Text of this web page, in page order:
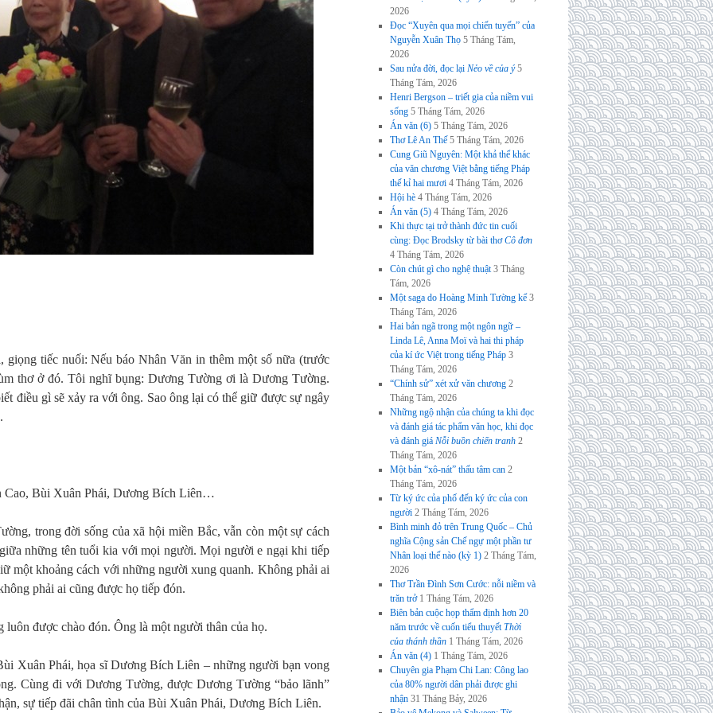
tiếc nuối: Nếu báo Nhân Văn in thêm một số nữa (trước
thơ ở đó. Tôi nghĩ bụng: Dương Tường ơi là Dương Tường.
điều gì sẽ xảy ra với ông. Sao ông lại có thể giữ được sự ngây
Cao, Bùi Xuân Phái, Dương Bích Liên…
trong đời sống của xã hội miền Bắc, vẫn còn một sự cách
những tên tuổi kia với mọi người. Mọi người e ngại khi tiếp
một khoảng cách với những người xung quanh. Không phải ai
phải ai cũng được họ tiếp đón.
được chào đón. Ông là một người thân của họ.
Xuân Phái, họa sĩ Dương Bích Liên – những người bạn vong
Cùng đi với Dương Tường, được Dương Tường “bảo lãnh”
sự tiếp đãi chân tình của Bùi Xuân Phái, Dương Bích Liên.
2026
Đọc “Xuyên qua mọi chiến tuyến” của
Nguyễn Xuân Thọ 5 Tháng Tám,
2026
Sau nửa đời, đọc lại Nẻo về của ý 5
Tháng Tám, 2026
Henri Bergson – triết gia của niềm vui
sống 5 Tháng Tám, 2026
Án văn (6) 5 Tháng Tám, 2026
Thơ Lê An Thế 5 Tháng Tám, 2026
Cung Giũ Nguyên: Một khả thể khác
của văn chương Việt bằng tiếng Pháp
thế kỉ hai mươi 4 Tháng Tám, 2026
Hội hè 4 Tháng Tám, 2026
Án văn (5) 4 Tháng Tám, 2026
Khi thực tại trở thành đức tin cuối
cùng: Đọc Brodsky từ bài thơCô đơn
4 Tháng Tám, 2026
Còn chút gì cho nghệ thuật 3 Tháng
Tám, 2026
Một saga do Hoàng Minh Tường kể 3
Tháng Tám, 2026
Hai bản ngã trong một ngôn ngữ –
Linda Lê, Anna Moï và hai thi pháp
của kí ức Việt trong tiếng Pháp 3
Tháng Tám, 2026
“Chính sử” xét xử văn chương 2
Tháng Tám, 2026
Những ngộ nhận của chúng ta khi đọc
và đánh giá tác phẩm văn học, khi đọc
và đánh giá Nỗi buồn chiến tranh 2
Tháng Tám, 2026
Một bản “xô-nát” thấu tâm can 2
Tháng Tám, 2026
Từ ký ức của phố đến ký ức của con
người 2 Tháng Tám, 2026
Bình minh đỏ trên Trung Quốc – Chủ
nghĩa Cộng sản Chế ngự một phần tư
Nhân loại thế nào (kỳ 1) 2 Tháng Tám,
2026
Thơ Trần Đình Sơn Cước: nỗi niềm và
trăn trở 1 Tháng Tám, 2026
Biên bản cuộc họp thẩm định hơn 20
năm trước về cuốn tiểu thuyếtThời
của thánh thần 1 Tháng Tám, 2026
Án văn (4) 1 Tháng Tám, 2026
Chuyên gia Phạm Chi Lan: Công lao
của 80% người dân phải được ghi
nhận 31 Tháng Bảy, 2026